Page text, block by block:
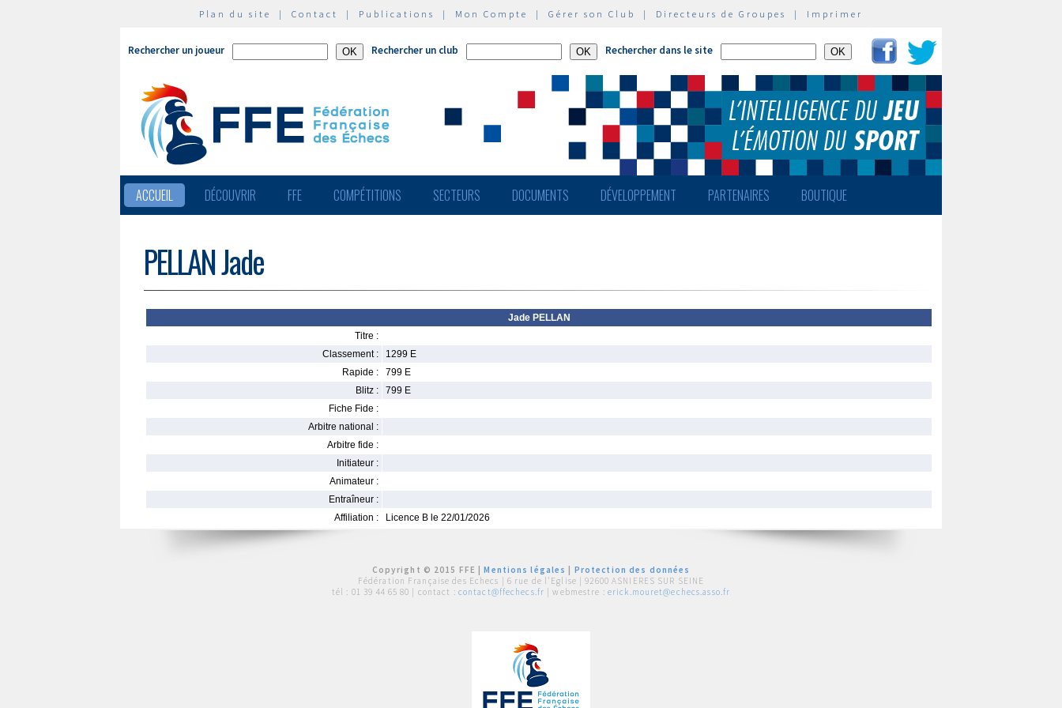
Plan du site | Contact | Publications | Mon Compte | Gérer son Club | Directeurs de Groupes | Imprimer
Rechercher un joueur Rechercher un club Rechercher dans le site
ACCUEIL DÉCOUVRIR FFE COMPÉTITIONS SECTEURS DOCUMENTS DÉVELOPPEMENT PARTENAIRES BOUTIQUE
PELLAN Jade
Jade PELLAN
Titre :
Classement :
1299 E
Rapide :
799 E
Blitz :
799 E
Fiche Fide :
Arbitre national :
Arbitre fide :
Initiateur :
Animateur :
Entraîneur :
Affiliation :
Licence B le 22/01/2026
Copyright © 2015 FFE |Mentions légales
Protection des données
Fédération Française des Echecs | 6 rue de l'Eglise | 92600 ASNIERES SUR SEINE
tél : 01 39 44 65 80 | contact : contact@ffechecs.fr | webmestre : erick.mouret@echecs.asso.fr